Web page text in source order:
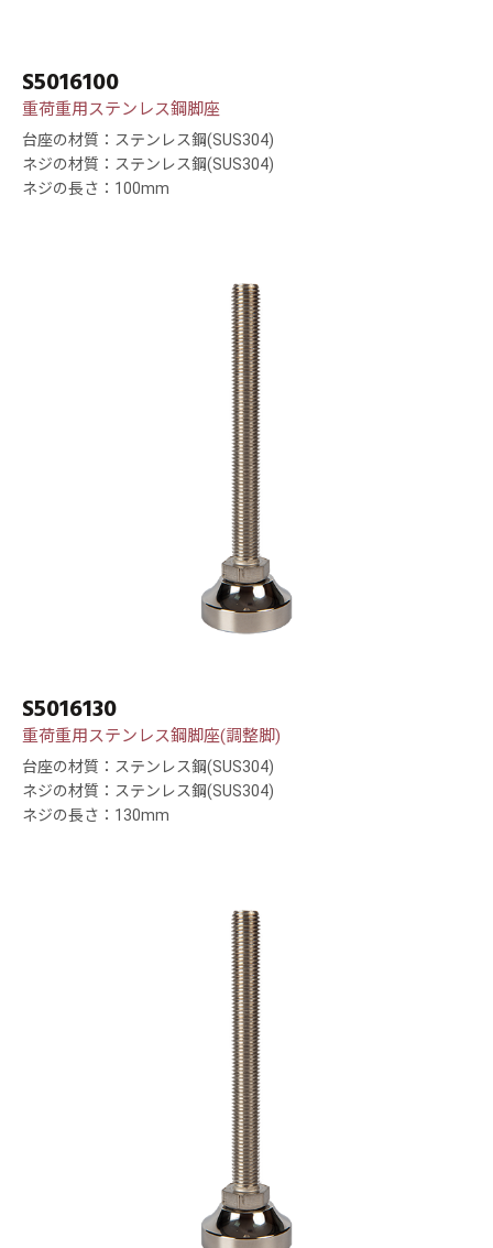
S5016100
重荷重用ステンレス鋼脚座
台座の材質：ステンレス鋼(SUS304)
ネジの材質：ステンレス鋼(SUS304)
ネジの長さ：100mm
S5016130
重荷重用ステンレス鋼脚座(調整脚)
台座の材質：ステンレス鋼(SUS304)
ネジの材質：ステンレス鋼(SUS304)
ネジの長さ：130mm